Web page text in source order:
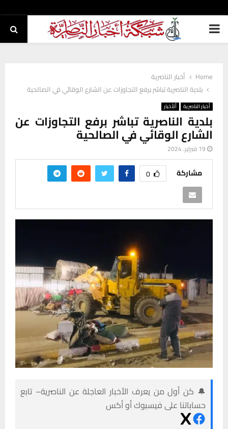
PRIMARY
Home
أخبار الناصرية
بلدية الناصرية تباشر برفع التجاوزات عن الشارع الوقائي في الصالحية
أخبار الناصرية ألأخبار
بلدية الناصرية تباشر برفع التجاوزات عن
الشارع الوقائي في الصالحية
19 فبراير، 2024
مشاركة 0
🔔 كن أول من يعرف الأخبار العاجلة عن الناصرية– تابع
حساباتنا على فيسبوك أو أكس